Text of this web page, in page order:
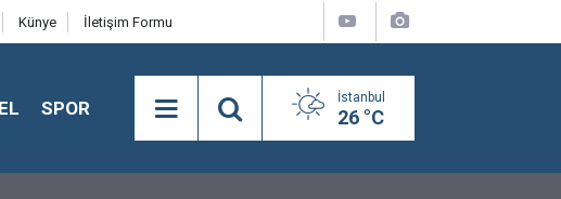
Künye İletişim Formu
SPOR İstanbul
26 °C